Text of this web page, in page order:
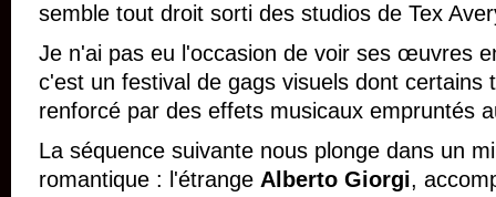
semble tout droit sorti des studios de Tex
Je n'ai pas eu l'occasion de voir ses œuvres
c'est un festival de gags visuels dont certains
renforcé par des effets musicaux empruntés
La séquence suivante nous plonge dans un
romantique : l'étrange Alberto Giorgi,